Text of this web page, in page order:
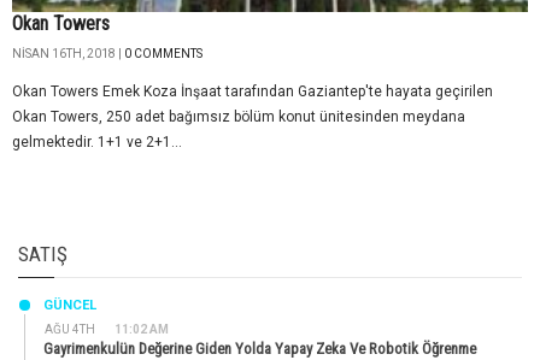
Okan Towers
NISAN 16TH, 2018 | 0 COMMENTS
Okan Towers Emek Koza İnşaat tarafından Gaziantep'te hayata geçirilen
Okan Towers, 250 adet bağımsız bölüm konut ünitesinden meydana
gelmektedir. 1+1 ve 2+1...
SATIŞ
AĞU 4TH 11:02 AM
GÜNCEL
Gayrimenkulün Değerine Giden Yolda Yapay Zeka Ve Robotik Öğrenme